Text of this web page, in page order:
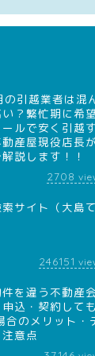
の引越業者は混
？繁忙期に希望
ルで安く引越す
産屋現役店長が
説します！！
2708
サイト（大島て
246151
を違う不動産会
込・契約しても
合のメリット・
意点